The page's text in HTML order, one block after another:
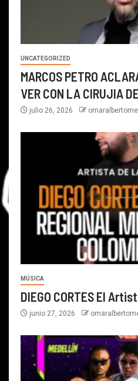
UNCATEGORIZED
MARCOS PETRO
VER CON LA CIRUJIA
julio 26, 2026
MÚSICA
DIEGO CORTES El
junio 27, 2026